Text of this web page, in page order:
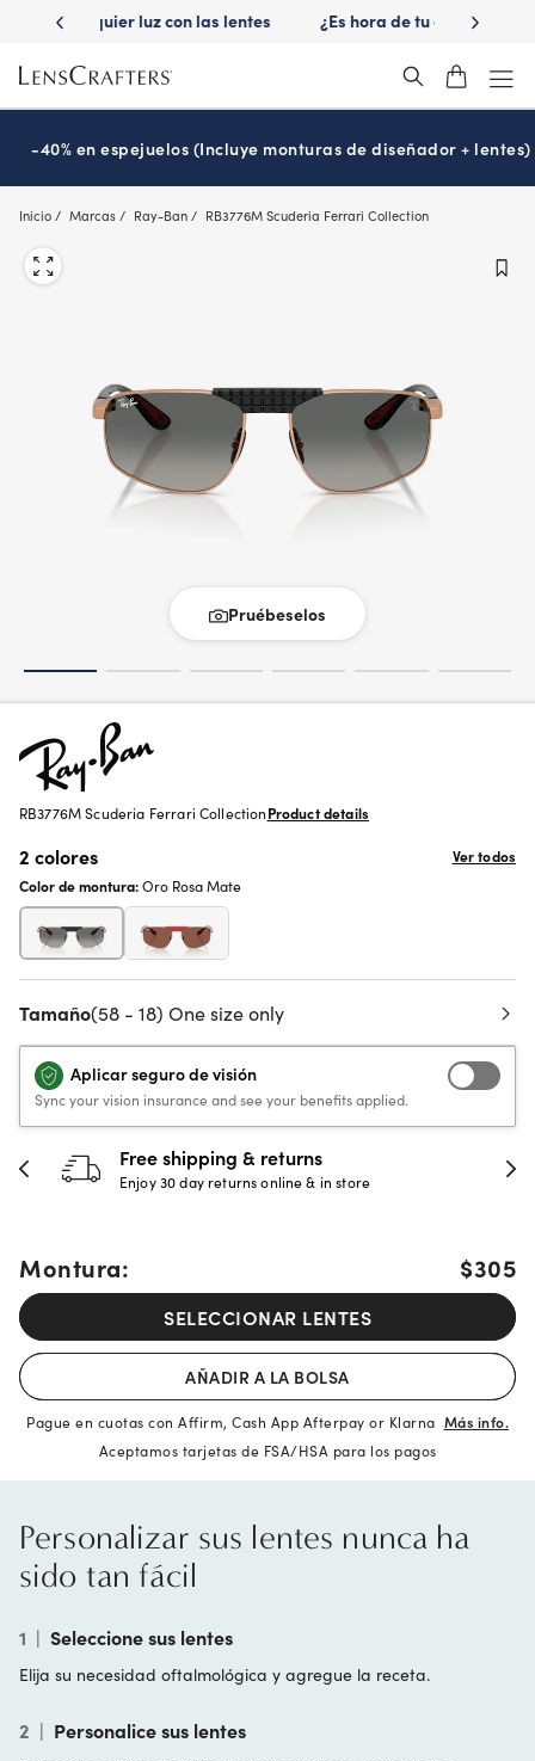
main
content
lentes
¿Es hora de tu examen de la vista?
Disfruta -
-40% en espejuelos (Incluye monturas de diseñador + lentes)
Inicio Marcas Ray-Ban RB3776M Scuderia Ferrari Collection
Pruébeselos
RB3776M Scuderia Ferrari CollectionProduct details
2 colores
Ver todos
Color de montura:Oro Rosa Mate
Tamaño(58 - 18) One size only
Aplicar seguro de visión
Sync your vision insurance and see your benefits applied.
30-day happiness guarantee
Full refund or replacement within 30 days
Montura: $305
SELECCIONAR LENTES
AÑADIR A LA BOLSA
Pague en cuotas con Affirm, Cash App Afterpay or Klarna Más info.
Aceptamos tarjetas de FSA/HSA para los pagos
Personalizar sus lentes nunca ha
sido tan fácil
1 | Seleccione sus lentes
Elija su necesidad oftalmológica y agregue la receta.
2 | Personalice sus lentes